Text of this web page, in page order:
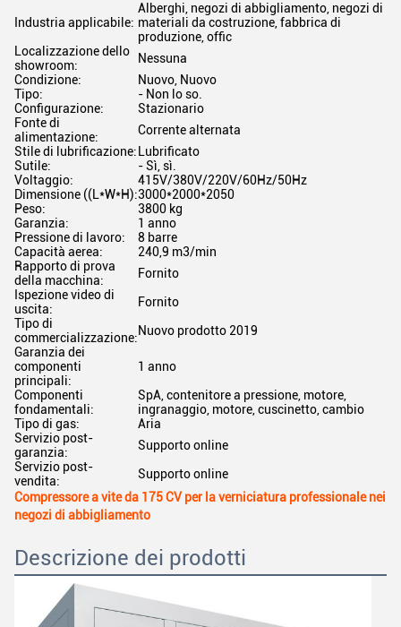
Industria applicabile:
Alberghi, negozi di abbigliamento, negozi di
materiali da costruzione, fabbrica di
produzione, offic
Localizzazione dello
showroom:
Nessuna
Condizione:
Nuovo, Nuovo
Tipo:
- Non lo so.
Configurazione:
Stazionario
Fonte di
alimentazione:
Corrente alternata
Stile di lubrificazione: Lubrificato
Sutile:
- Sì, sì.
Voltaggio:
415V/380V/220V/60Hz/50Hz
Dimensione ((L*W*H):3000*2000*2050
Peso:
3800 kg
Garanzia:
1 anno
Pressione di lavoro:
8 barre
Capacità aerea:
240,9 m3/min
Rapporto di prova
della macchina:
Fornito
Ispezione video di
uscita:
Fornito
Tipo di
commercializzazione:Nuovo prodotto 2019
Garanzia dei
componenti
principali:
1 anno
Componenti
fondamentali:
SpA, contenitore a pressione, motore,
ingranaggio, motore, cuscinetto, cambio
Tipo di gas:
Aria
Servizio post-
garanzia:
Supporto online
Servizio post-
vendita:
Supporto online
Compressore a vite da 175 CV per la verniciatura professionale nei
negozi di abbigliamento
Descrizione dei prodotti